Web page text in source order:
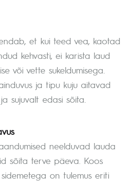
et kui teed vea, kaotad
kehvasti, ei karista laud
või vette sukeldumisega.
ja tipu kuju aitavad
sujuvalt edasi sõita.
neelduvad lauda
sõita terve päeva. Koos
sidemetega on tulemus eriti